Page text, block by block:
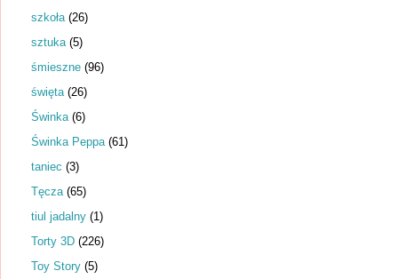
szkoła (26)
sztuka (5)
śmieszne (96)
święta (26)
Świnka (6)
Świnka Peppa (61)
taniec (3)
Tęcza (65)
tiul jadalny (1)
Torty 3D (226)
Toy Story (5)